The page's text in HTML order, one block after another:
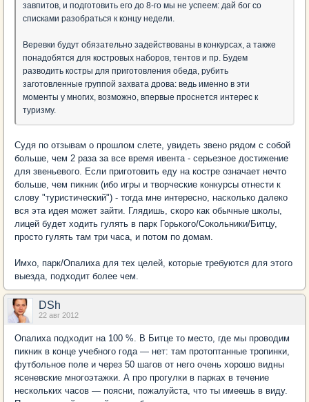
завпитов, и подготовить его до 8-го мы не успеем: дай бог со
списками разобраться к концу недели.
Веревки будут обязательно задействованы в конкурсах, а также
понадобятся для костровых наборов, тентов и пр. Будем
разводить костры для приготовления обеда, рубить
заготовленные группой захвата дрова: ведь именно в эти
моменты у многих, возможно, впервые проснется интерес к
туризму.
Судя по отзывам о прошлом слете, увидеть звено рядом с собой
больше, чем 2 раза за все время ивента - серьезное достижение
для звеньевого. Если приготовить еду на костре означает нечто
больше, чем пикник (ибо игры и творческие конкурсы отнести к
слову "туристический") - тогда мне интересно, насколько далеко
вся эта идея может зайти. Глядишь, скоро как обычные школы,
лицей будет ходить гулять в парк Горького/Сокольники/Битцу,
просто гулять там три часа, и потом по домам.
Имхо, парк/Опалиха для тех целей, которые требуются для этого
выезда, подходит более чем.
DSh
22 авг 2012
Опалиха подходит на 100 %. В Битце то место, где мы проводим
пикник в конце учебного года — нет: там протоптанные тропинки,
футбольное поле и через 50 шагов от него очень хорошо видны
ясеневские многоэтажки. А про прогулки в парках в течение
нескольких часов — поясни, пожалуйста, что ты имеешь в виду.